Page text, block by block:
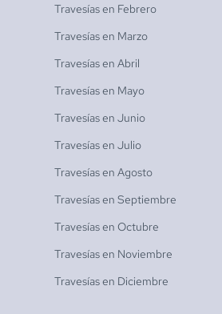
Travesías en Febrero
Travesías en Marzo
Travesías en Abril
Travesías en Mayo
Travesías en Junio
Travesías en Julio
Travesías en Agosto
Travesías en Septiembre
Travesías en Octubre
Travesías en Noviembre
Travesías en Diciembre